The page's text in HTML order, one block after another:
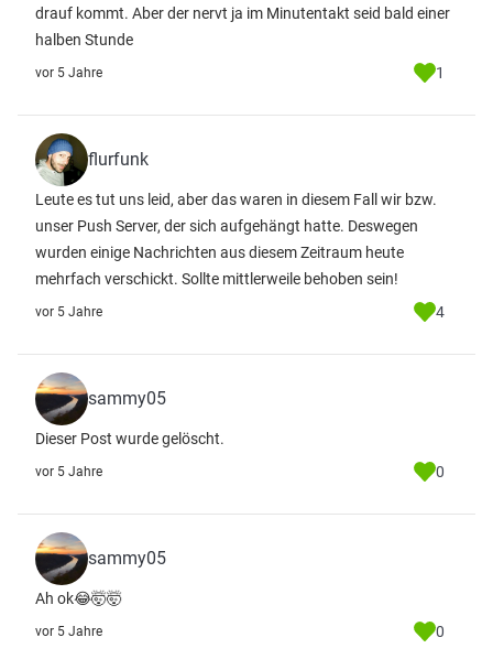
drauf kommt. Aber der nervt ja im Minutentakt seid bald einer
halben Stunde
vor 5 Jahre 1
flurfunk
Leute es tut uns leid, aber das waren in diesem Fall wir bzw.
unser Push Server, der sich aufgehängt hatte. Deswegen
wurden einige Nachrichten aus diesem Zeitraum heute
mehrfach verschickt. Sollte mittlerweile behoben sein!
vor 5 Jahre 4
sammy05
Dieser Post wurde gelöscht.
vor 5 Jahre 0
sammy05
Ah ok😂🤯🤯
vor 5 Jahre 0